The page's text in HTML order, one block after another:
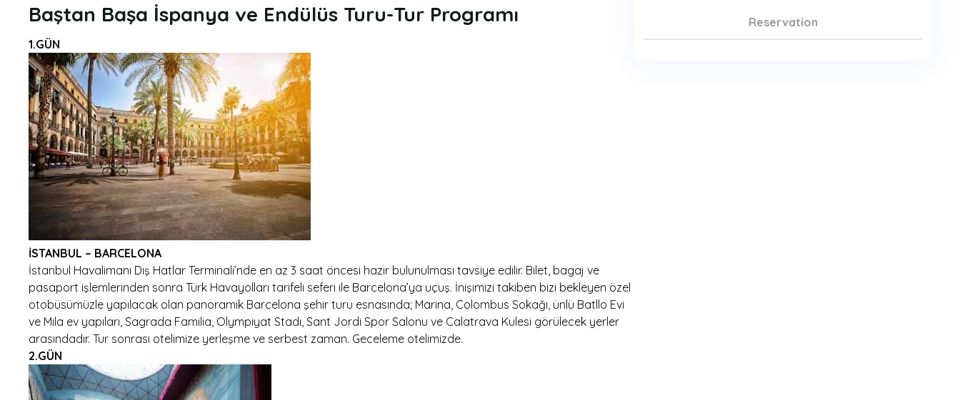
Baştan Başa İspanya ve Endülüs Turu-Tur Programı
1.GÜN
İSTANBUL – BARCELONA
İstanbul Havalimanı Dış Hatlar Terminali’nde en az 3 saat öncesi hazır bulunulması tavsiye edilir. Bilet, bagaj ve
pasaport işlemlerinden sonra Türk Havayolları tarifeli seferi ile Barcelona’ya uçuş. İnişimizi takiben bizi bekleyen özel
otobüsümüzle yapılacak olan panoramik Barcelona şehir turu esnasında; Marina, Colombus Sokağı, ünlü Batllo Evi
ve Mila ev yapıları, Sagrada Familia, Olympiyat Stadı, Sant Jordi Spor Salonu ve Calatrava Kulesi görülecek yerler
arasındadır. Tur sonrası otelimize yerleşme ve serbest zaman. Geceleme otelimizde.
2.GÜN
Reservation